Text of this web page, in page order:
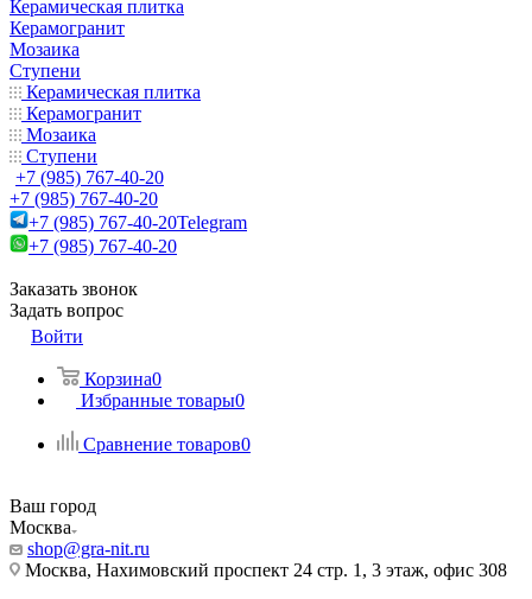
Керамическая плитка
Керамогранит
Мозаика
Ступени
Керамическая плитка
Керамогранит
Мозаика
Ступени
+7 (985) 767-40-20
+7 (985) 767-40-20
+7 (985) 767-40-20Telegram
+7 (985) 767-40-20
Заказать звонок
Задать вопрос
Войти
Корзина0
Избранные товары0
Сравнение товаров0
Ваш город
Москва
shop@gra-nit.ru
Москва, Нахимовский проспект 24 стр. 1, 3 этаж, офис 308